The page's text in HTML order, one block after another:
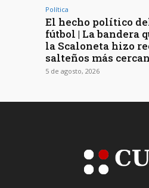
Política
El hecho político
fútbol | La bandera
la Scaloneta hizo
salteños más
5 de agosto, 2026